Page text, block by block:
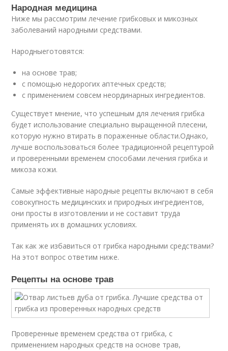
Народная медицина
Ниже мы рассмотрим лечение грибковых и микозных
заболеваний народными средствами.
Народныеготовятся:
на основе трав;
с помощью недорогих аптечных средств;
с применением совсем неординарных ингредиентов.
Существует мнение, что успешным для лечения грибка
будет использование специально выращенной плесени,
которую нужно втирать в пораженные области.Однако,
лучше воспользоваться более традиционной рецептурой
и проверенными временем способами лечения грибка и
микоза кожи.
Самые эффективные народные рецепты включают в себя
совокупность медицинских и природных ингредиентов,
они просты в изготовлении и не составит труда
применять их в домашних условиях.
Так как же избавиться от грибка народными средствами?
На этот вопрос ответим ниже.
Рецепты на основе трав
Проверенные временем средства от грибка, с
применением народных средств на основе трав,